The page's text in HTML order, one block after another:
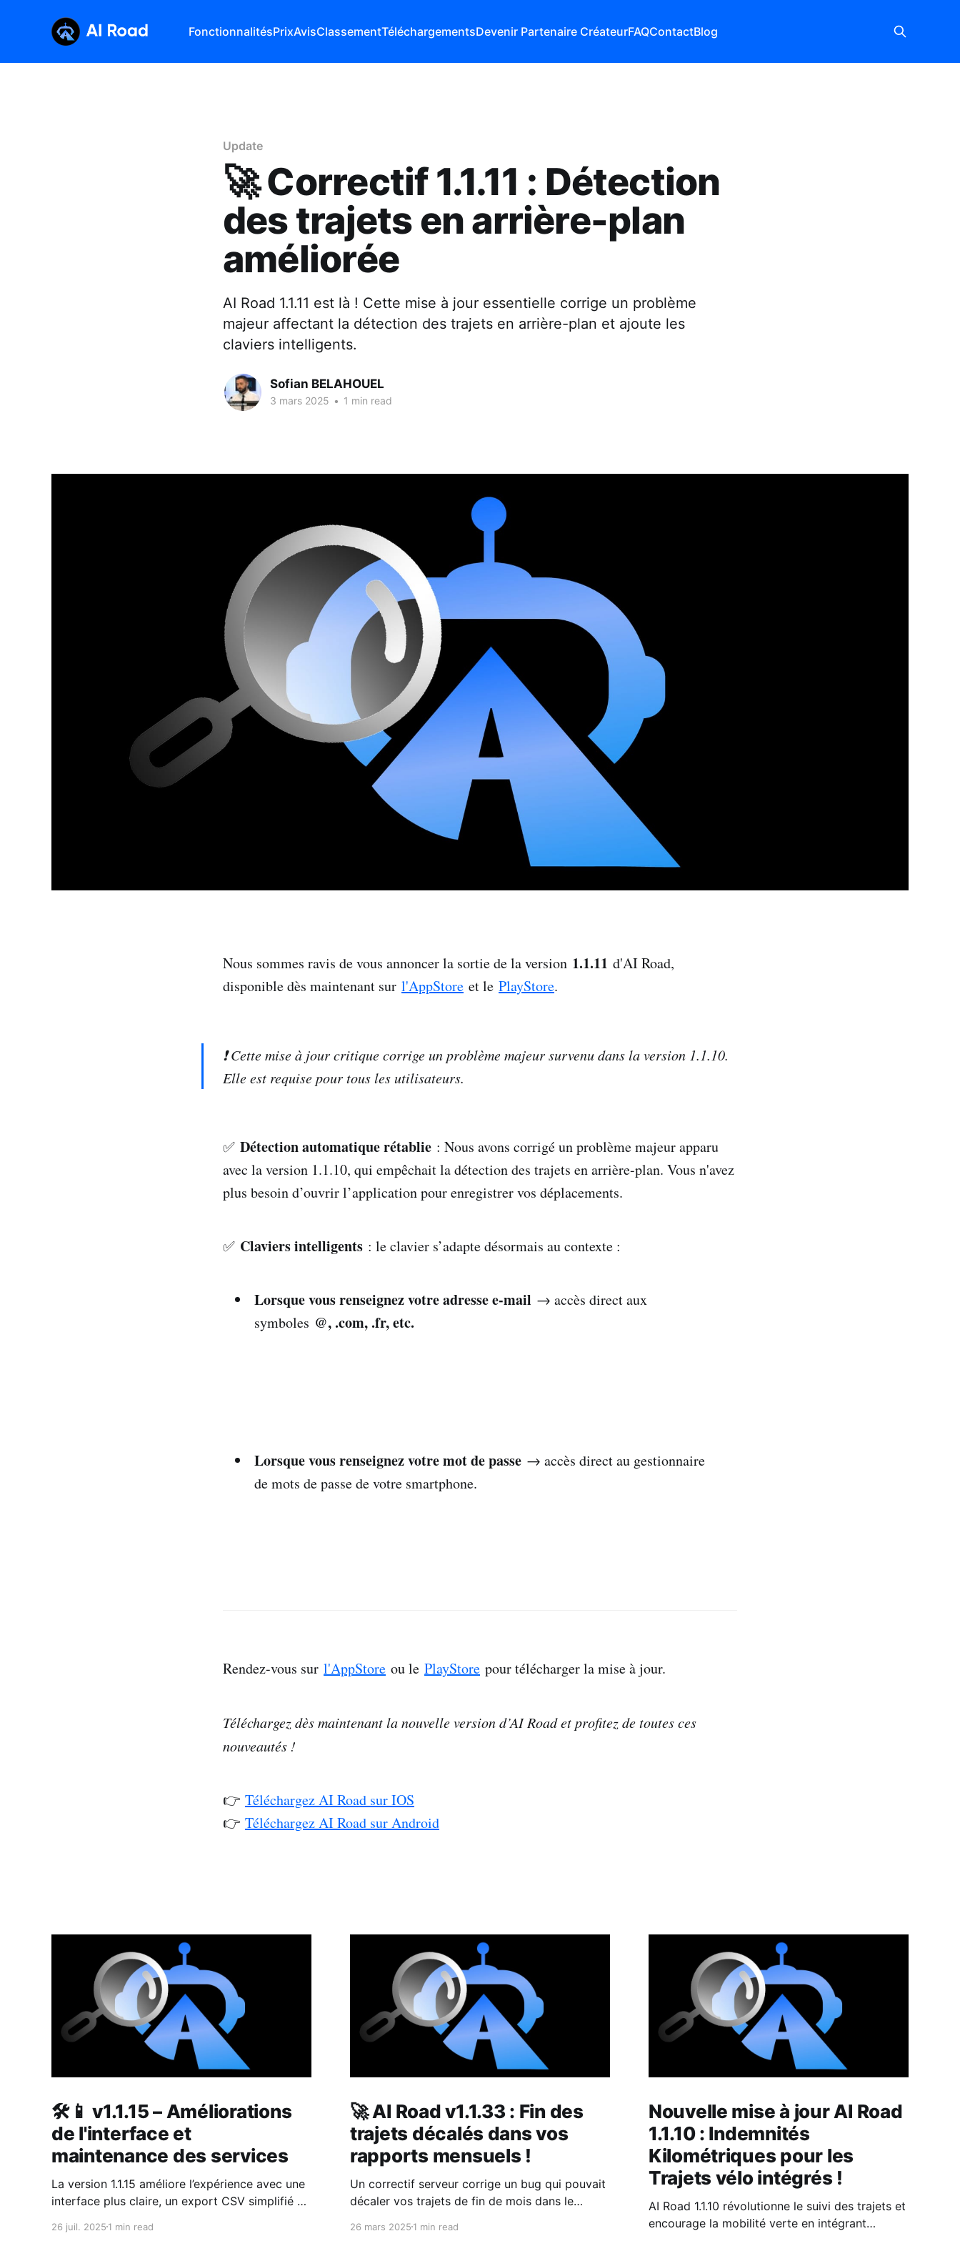
FonctionnalitésPrixAvisClassementTéléchargementsDevenir Partenaire CréateurFAQContactBlog
Update
🚀 Correctif 1.1.11 : Détection
des trajets en arrière-plan
améliorée
AI Road 1.1.11 est là ! Cette mise à jour essentielle corrige un problème
majeur affectant la détection des trajets en arrière-plan et ajoute les
claviers intelligents.
Sofian BELAHOUEL
3 mars 2025 • 1 min read
Nous sommes ravis de vous annoncer la sortie de la version 1.1.11 d'AI Road,
disponible dès maintenant sur l'AppStore et le PlayStore.
❗ Cette mise à jour critique corrige un problème majeur survenu dans la version 1.1.10.
Elle est requise pour tous les utilisateurs.
✅ Détection automatique rétablie : Nous avons corrigé un problème majeur apparu
avec la version 1.1.10, qui empêchait la détection des trajets en arrière-plan. Vous n'avez
plus besoin d’ouvrir l’application pour enregistrer vos déplacements.
✅ Claviers intelligents : le clavier s’adapte désormais au contexte :
Lorsque vous renseignez votre adresse e-mail → accès direct aux
symboles @, .com, .fr, etc.
Lorsque vous renseignez votre mot de passe → accès direct au gestionnaire
de mots de passe de votre smartphone.
Rendez-vous sur l'AppStore ou le PlayStore pour télécharger la mise à jour.
Téléchargez dès maintenant la nouvelle version d’AI Road et profitez de toutes ces
nouveautés !
👉 Téléchargez AI Road sur IOS
👉 Téléchargez AI Road sur Android
🛠📱 v1.1.15 – Améliorations
de l'interface et
maintenance des services
La version 1.1.15 améliore l’expérience avec une
interface plus claire, un export CSV simplifié et
26 juil. 2025 1 min read
🚀 AI Road v1.1.33 : Fin des
trajets décalés dans vos
rapports mensuels !
Un correctif serveur corrige un bug qui pouvait
décaler vos trajets de fin de mois dans le
cas de synchronisation tardive, ils seront bien
26 mars 20251 min read
Nouvelle mise à jour AI Road
1.1.10 : Indemnités
Kilométriques pour les
Trajets vélo intégrés !
AI Road 1.1.10 révolutionne le suivi des trajets et
encourage la mobilité verte en intégrant